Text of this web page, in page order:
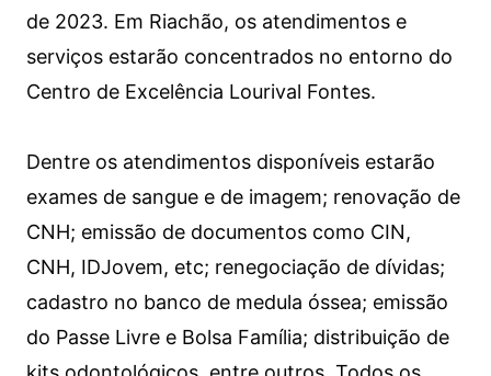
de 2023. Em Riachão, os atendimentos e
serviços estarão concentrados no entorno do
Centro de Excelência Lourival Fontes.
Dentre os atendimentos disponíveis estarão
exames de sangue e de imagem; renovação de
CNH; emissão de documentos como CIN,
CNH, IDJovem, etc; renegociação de dívidas;
cadastro no banco de medula óssea; emissão
do Passe Livre e Bolsa Família; distribuição de